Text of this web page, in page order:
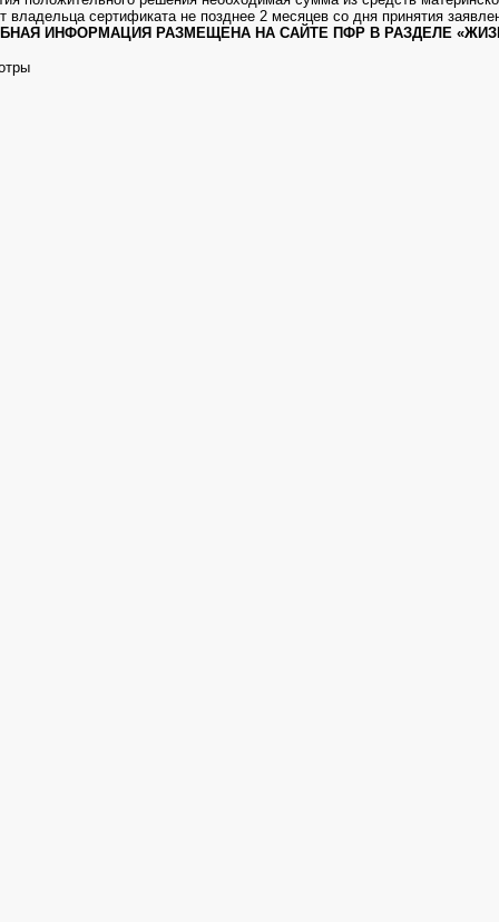
владельца сертификата не позднее 2 месяцев со дня принятия
ИНФОРМАЦИЯ РАЗМЕЩЕНА НА САЙТЕ ПФР В РАЗДЕЛЕ